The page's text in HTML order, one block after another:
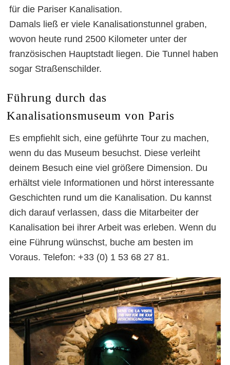
für die Pariser Kanalisation.
Damals ließ er viele Kanalisationstunnel graben,
wovon heute rund 2500 Kilometer unter der
französischen Hauptstadt liegen. Die Tunnel haben
sogar Straßenschilder.
Führung durch das
Kanalisationsmuseum von Paris
Es empfiehlt sich, eine geführte Tour zu machen,
wenn du das Museum besuchst. Diese verleiht
deinem Besuch eine viel größere Dimension. Du
erhältst viele Informationen und hörst interessante
Geschichten rund um die Kanalisation. Du kannst
dich darauf verlassen, dass die Mitarbeiter der
Kanalisation bei ihrer Arbeit was erleben. Wenn du
eine Führung wünschst, buche am besten im
Voraus. Telefon: +33 (0) 1 53 68 27 81.